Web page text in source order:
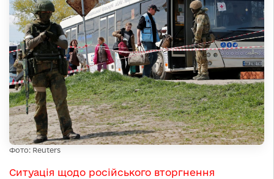
Фото: Reuters
Ситуація щодо російського вторгнення